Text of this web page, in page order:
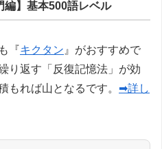
編】基本500語レベル
『キクタン 』がおすすめで
り返す「反復記憶法」が効
もれば山となるです。 ➡詳し